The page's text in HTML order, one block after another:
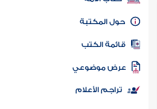
كتاب الأمة
المكتبة
الكتب
موضوعي